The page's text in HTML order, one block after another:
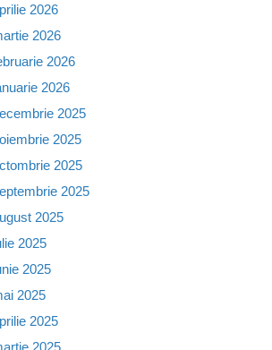
2026
2026
2026
2026
2025
2025
2025
2025
2025
2025
2025
2025
2025
2025